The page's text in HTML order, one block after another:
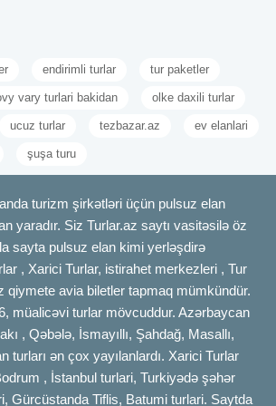
endirimli turlar tur paketler
vary turlari bakidan olke daxili turlar
ucuz turlar tezbazar.az ev elanlari
şuşa turu
turizm şirkətləri üçün pulsuz elan
yaradır. Siz Turlar.az saytı vasitəsilə öz
sayta pulsuz elan kimi yerləşdirə
, Xarici Turlar, istirahet merkezleri , Tur
qiymete avia biletler tapmaq mümkündür.
müalicəvi turlar mövcuddur. Azərbaycan
, Qəbələ, İsmayıllı, Şahdağ, Masallı,
turları ən çox yayılanlardı. Xarici Turlar
, İstanbul turlari, Turkiyədə şəhər
Gürcüstanda Tiflis, Batumi turlari. Saytda